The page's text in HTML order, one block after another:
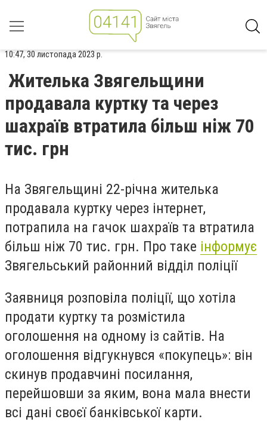
10:47, 30 листопада 2023 р.
Жителька Звягельщини
продавала куртку та через
шахраїв втратила більш ніж 70
тис. грн
На Звягельщині 22-річна жителька
продавала куртку через інтернет,
потрапила на гачок шахраїв та втратила
більш ніж 70 тис. грн. Про таке інформує
Звягельський районний відділ поліції
Заявниця розповіла поліції, що хотіла
продати куртку та розмістила
оголошення на одному із сайтів. На
оголошення відгукнувся «покупець»: він
скинув продавчині посилання,
перейшовши за яким, вона мала внести
всі дані своєї банківської карти.